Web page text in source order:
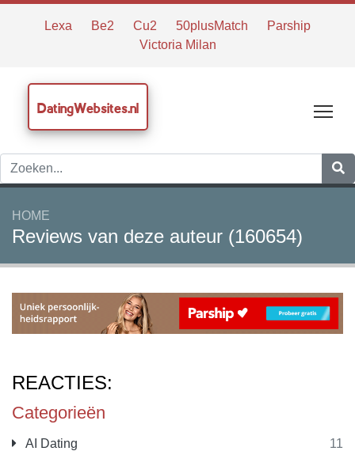
Lexa Be2 Cu2 50plusMatch
Parship
Victoria Milan
DatingWebsites.nl
HOME
Reviews van deze auteur (160654)
Categorieën
AI Dating 11
REACTIES: